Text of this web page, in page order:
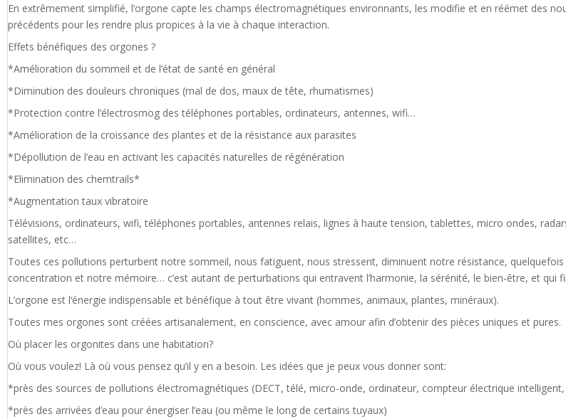
En extrêmement simplifié, l’orgone capte les champs électromagnétiques environnants, les modifie et en réémet des
précédents pour les rendre plus propices à la vie à chaque interaction.
Effets bénéfiques des orgones ?
*Amélioration du sommeil et de l’état de santé en général
*Diminution des douleurs chroniques (mal de dos, maux de tête, rhumatismes)
*Protection contre l’électrosmog des téléphones portables, ordinateurs, antennes, wifi…
*Amélioration de la croissance des plantes et de la résistance aux parasites
*Dépollution de l’eau en activant les capacités naturelles de régénération
*Elimination des chemtrails*
*Augmentation taux vibratoire
Télévisions, ordinateurs, wifi, téléphones portables, antennes relais, lignes à haute tension, tablettes, micro ondes,
satellites, etc…
Toutes ces pollutions perturbent notre sommeil, nous fatiguent, nous stressent, diminuent notre résistance,
concentration et notre mémoire… c’est autant de perturbations qui entravent l’harmonie, la sérénité, le bien-être, et qui
L’orgone est l‘énergie indispensable et bénéfique à tout être vivant (hommes, animaux, plantes, minéraux).
Toutes mes orgones sont créées artisanalement, en conscience, avec amour afin d’obtenir des pièces uniques et pures.
Où placer les orgonites dans une habitation?
Où vous voulez! Là où vous pensez qu’il y en a besoin. Les idées que je peux vous donner sont:
*près des sources de pollutions électromagnétiques (DECT, télé, micro-onde, ordinateur, compteur électrique
*près des arrivées d’eau pour énergiser l’eau (ou même le long de certains tuyaux)